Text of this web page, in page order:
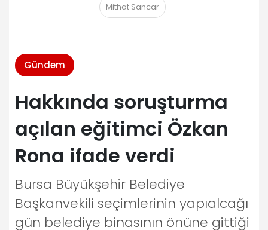
Mithat Sancar
Gündem
Hakkında soruşturma
açılan eğitimci Özkan
Rona ifade verdi
Bursa Büyükşehir Belediye
Başkanvekili seçimlerinin yapıalcağı
gün belediye binasının önüne gittiği